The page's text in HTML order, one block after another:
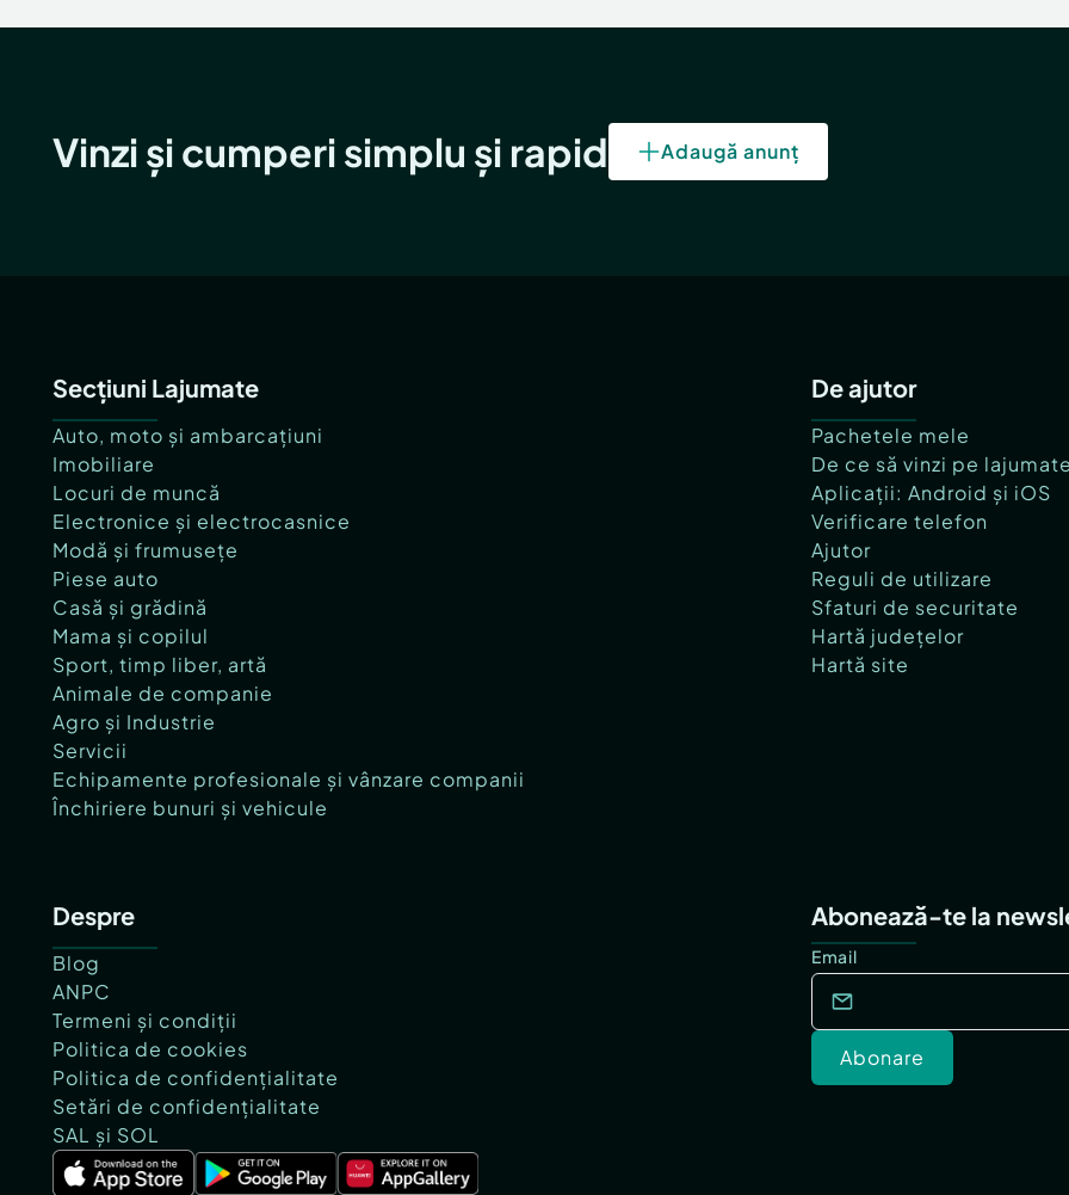
Vinzi și cumperi simplu și rapid Adaugă anunț
Secțiuni Lajumate
Auto, moto și ambarcațiuni
Imobiliare
Locuri de muncă
Electronice și electrocasnice
Modă și frumusețe
Piese auto
Casă și grădină
Mama și copilul
Sport, timp liber, artă
Animale de companie
Agro și Industrie
Servicii
Echipamente profesionale și vânzare companii
Închiriere bunuri și vehicule
De ajutor
Pachetele mele
De ce să vinzi pe
Aplicații: Android și iOS
Verificare telefon
Ajutor
Reguli de utilizare
Sfaturi de securitate
Hartă județelor
Hartă site
Despre
Blog
ANPC
Termeni și condiții
Politica de cookies
Politica de confidențialitate
Setări de confidențialitate
SAL și SOL
Abonează-te la
Email
Abonare